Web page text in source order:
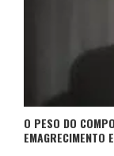
O PESO DO
EMAGRECIMENTO